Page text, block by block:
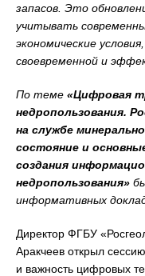
запасов. Это
учитывать
экономические
своевременной и
По теме «Цифровая
недропользования.
на службе
состояние и
создания
недропользования»
информативных
Директор ФГБУ
Аракчеев открыл
и важность цифровых